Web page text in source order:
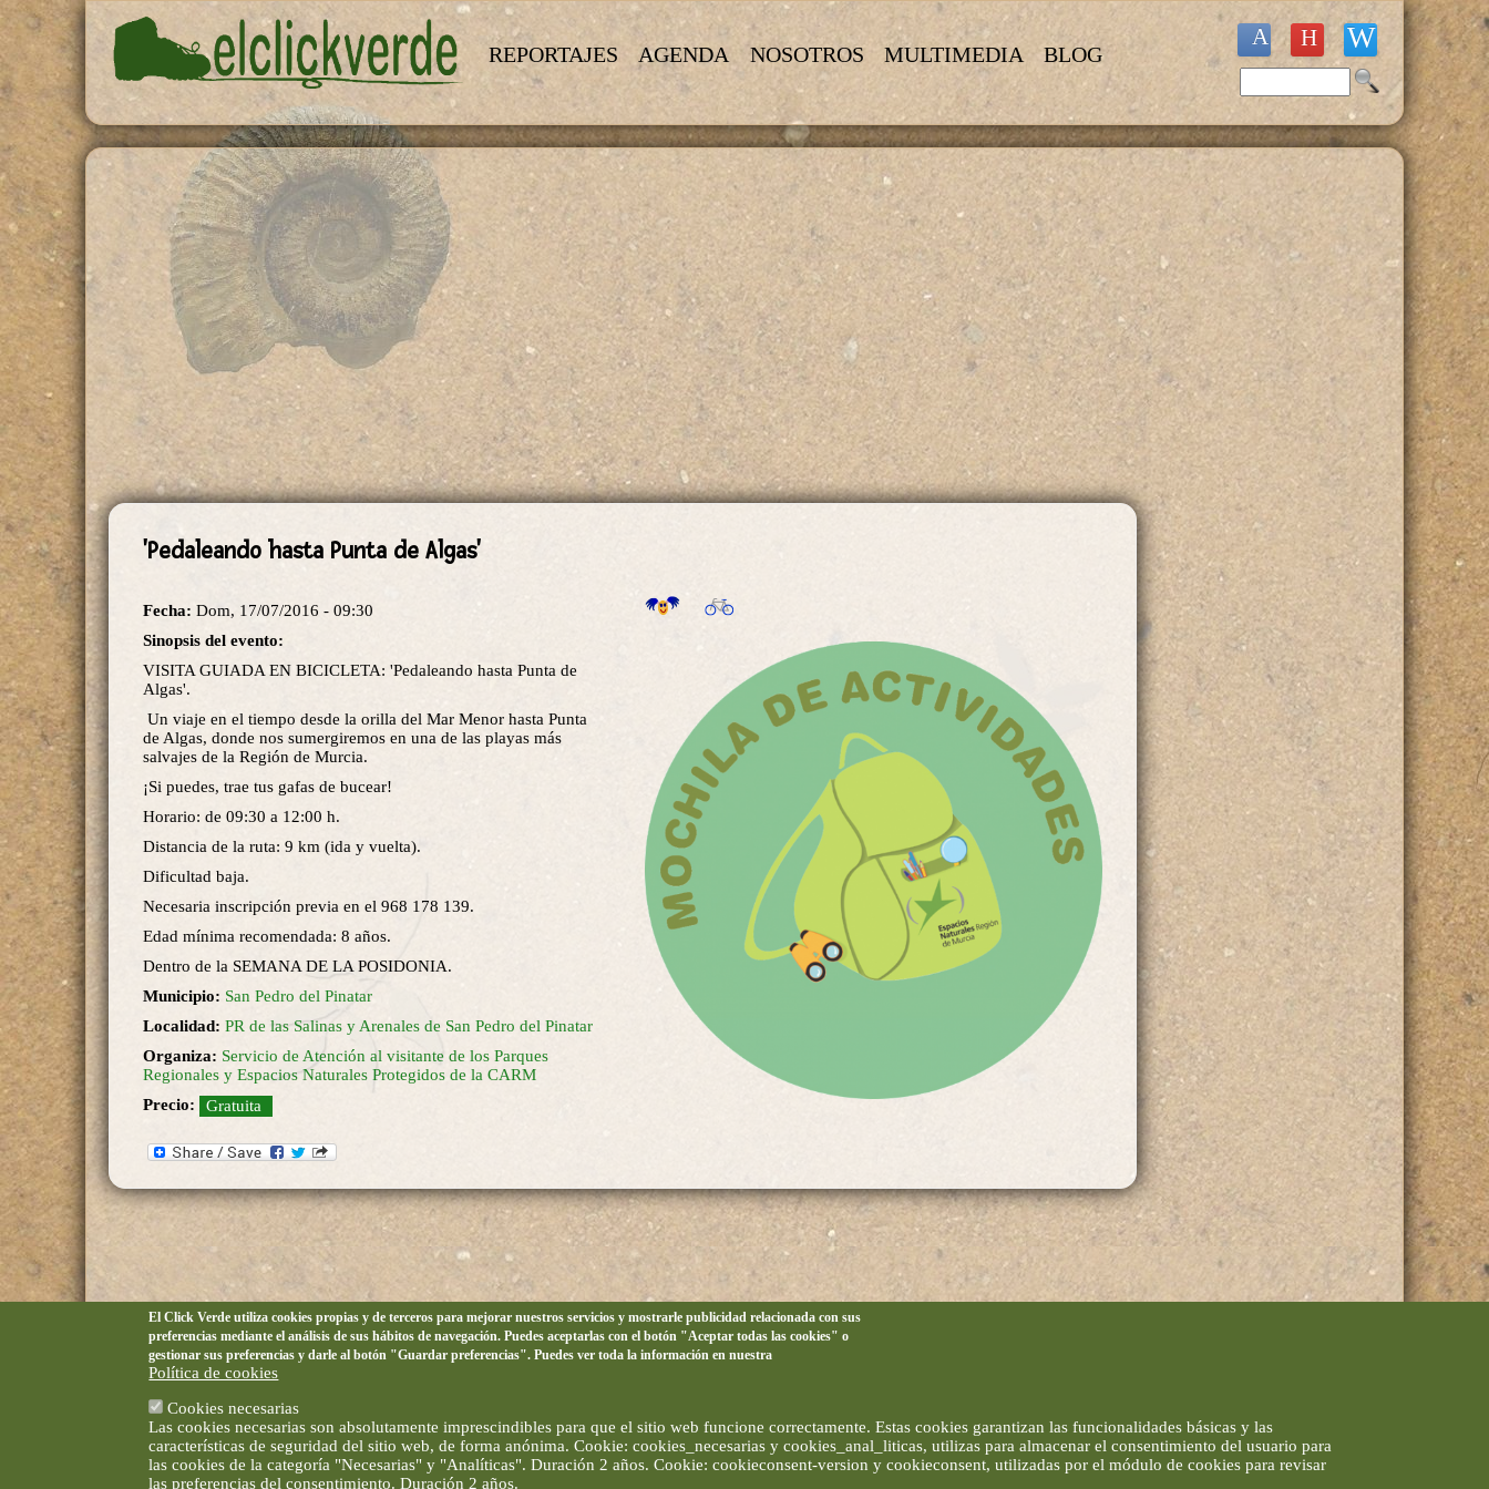
Pasar al contenido principal
REPORTAJES AGENDA NOSOTROS MULTIMEDIA BLOG
Formulario de búsqueda
'Pedaleando hasta Punta de Algas'
Fecha: Dom, 17/07/2016 - 09:30
Sinopsis del evento:
VISITA GUIADA EN BICICLETA: 'Pedaleando hasta Punta de
Algas'.
Un viaje en el tiempo desde la orilla del Mar Menor hasta Punta
de Algas, donde nos sumergiremos en una de las playas más
salvajes de la Región de Murcia.
¡Si puedes, trae tus gafas de bucear!
Horario: de 09:30 a 12:00 h.
Distancia de la ruta: 9 km (ida y vuelta).
Dificultad baja.
Necesaria inscripción previa en el 968 178 139.
Edad mínima recomendada: 8 años.
Dentro de la SEMANA DE LA POSIDONIA.
Municipio: San Pedro del Pinatar
Localidad: PR de las Salinas y Arenales de San Pedro del Pinatar
Organiza: Servicio de Atención al visitante de los Parques
Regionales y Espacios Naturales Protegidos de la CARM
Precio:
Gratuita
El Click Verde utiliza cookies propias y de terceros para mejorar nuestros servicios y mostrarle publicidad relacionada con sus
preferencias mediante el análisis de sus hábitos de navegación. Puedes aceptarlas con el botón "Aceptar todas las cookies" o
gestionar sus preferencias y darle al botón "Guardar preferencias". Puedes ver toda la información en nuestra
Política de cookies
Cookies necesarias
Las cookies necesarias son absolutamente imprescindibles para que el sitio web funcione correctamente. Estas cookies garantizan las funcionalidades básicas y las
características de seguridad del sitio web, de forma anónima. Cookie: cookies_necesarias y cookies_anal_liticas, utilizas para almacenar el consentimiento del usuario para
las cookies de la categoría "Necesarias" y "Analíticas". Duración 2 años. Cookie: cookieconsent-version y cookieconsent, utilizadas por el módulo de cookies para revisar
las preferencias del consentimiento. Duración 2 años.